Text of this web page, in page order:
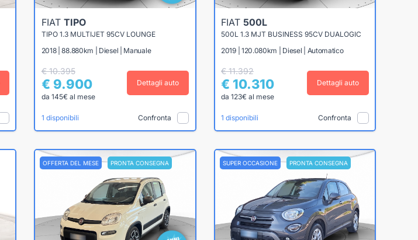
FIAT TIPO
TIPO 1.3 MULTIJET 95CV LOUNGE
2018 | 88.880km | Diesel | Manuale
€ 10.395
€ 9.900
da 145€ al mese
Dettagli auto
1 disponibili Confronta
FIAT 500L
500L 1.3 MJT BUSINESS 95CV DUALOGIC
2019 | 120.080km | Diesel | Automatico
€ 11.392
€ 10.310
da 123€ al mese
Dettagli auto
1 disponibili Confronta
OFFERTA DEL MESE PRONTA CONSEGNA SUPER OCCASIONE PRONTA CONSEGNA